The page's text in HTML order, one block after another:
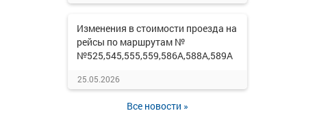
Изменения в стоимости проезда на
рейсы по маршрутам №
№525,545,555,559,586А,588А,589А
25.05.2026
Все новости »